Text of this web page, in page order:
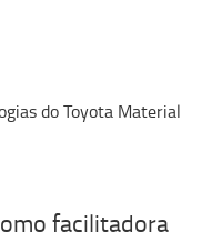
facilitadora